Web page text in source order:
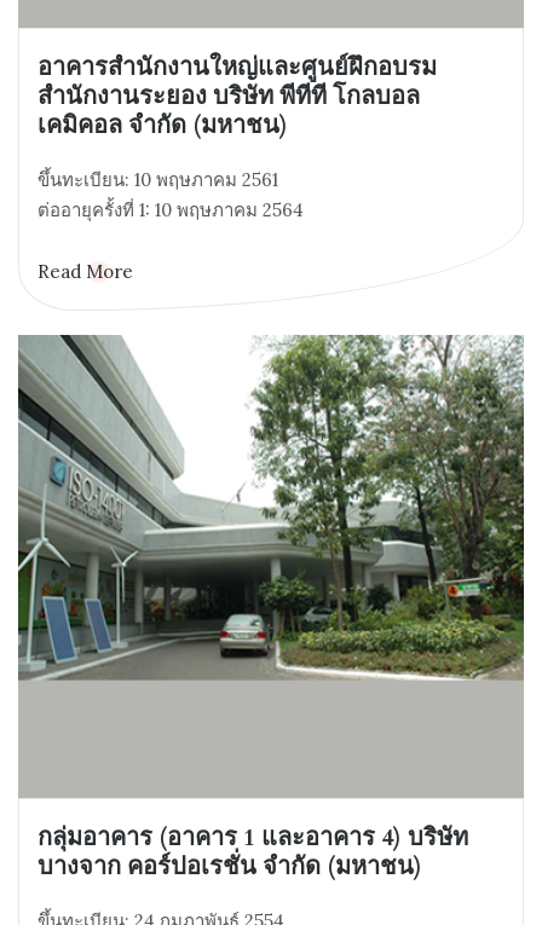
อาคารสำนักงานใหญ่และศูนย์ฝึกอบรม
สำนักงานระยอง บริษัท พีทีที โกลบอล
เคมิคอล จำกัด (มหาชน)
ขึ้นทะเบียน: 10 พฤษภาคม 2561
ต่ออายุครั้งที่ 1: 10 พฤษภาคม 2564
Read More
กลุ่มอาคาร (อาคาร 1 และอาคาร 4) บริษัท
บางจาก คอร์ปอเรชั่น จำกัด (มหาชน)